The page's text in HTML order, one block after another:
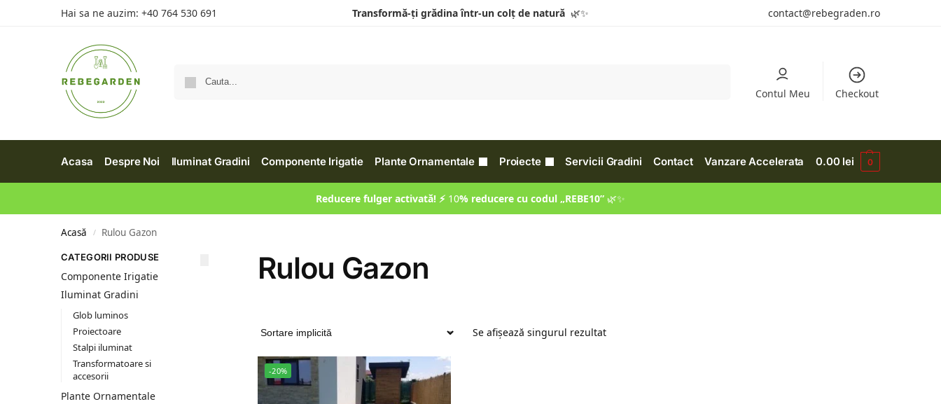
Hai sa ne auzim: +40 764 530 691 Transformă-ți grădina într-un colț de natură 🌿✨ contact@rebegraden.ro
Contul Meu Checkout
Acasa Despre Noi Iluminat Gradini Componente Irigatie Plante Ornamentale Proiecte Servicii Gradini Contact Vanzare Accelerata 0.00 lei 0
Reducere fulger activată! ⚡ 10% reducere cu codul „REBE10” 🌿✨
Acasă / Rulou Gazon
Rulou Gazon
Se afișează singurul rezultat
-20%
CATEGORII PRODUSE
Componente Irigatie
Iluminat Gradini
Glob luminos
Proiectoare
Stalpi iluminat
Transformatoare si
accesorii
Plante Ornamentale